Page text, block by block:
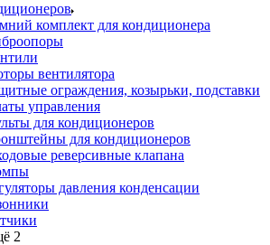
комплект для кондиционера
вентилятора
ограждения, козырьки, подставки
управления
для кондиционеров
для кондиционеров
реверсивные клапана
давления конденсации
2